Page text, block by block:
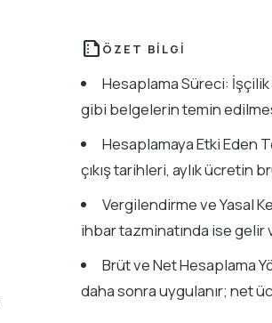
summarize ÖZET BILGI
Hesaplama Süreci: İşçilik
gibi belgelerin temin
Hesaplamaya Etki Eden
çıkış tarihleri, aylık ücretin
Vergilendirme ve Yasal
ihbar tazminatında ise
Brüt ve Net Hesaplama
daha sonra uygulanır; net